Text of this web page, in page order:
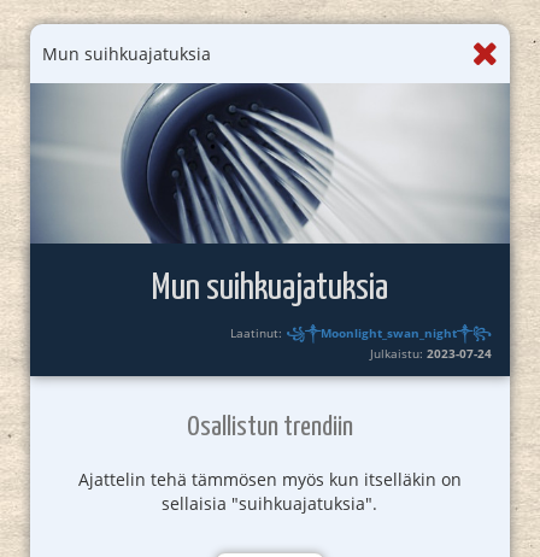
Mun suihkuajatuksia
Mun suihkuajatuksia
Laatinut: ꧁༒Moonlight_swan_night༒꧂
Julkaistu:2023-07-24
Osallistun trendiin
Ajattelin tehä tämmösen myös kun itselläkin on
sellaisia "suihkuajatuksia".